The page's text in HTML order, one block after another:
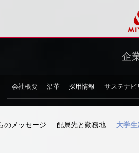
企
会社概要 沿革 採用情報 サステナビ
のメッセージ 配属先と勤務地 大学